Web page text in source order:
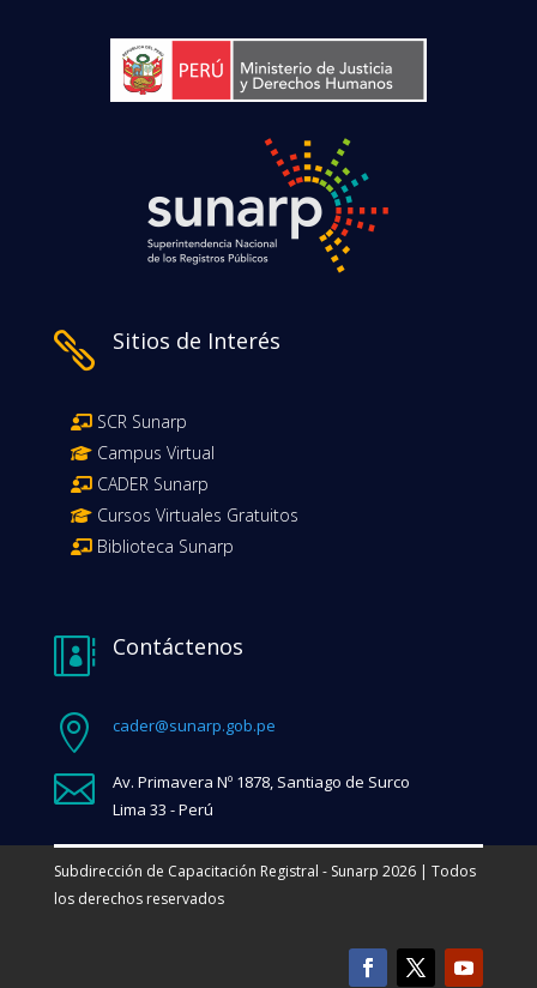
 Sitios de Interés
SCR Sunarp
Campus Virtual
CADER Sunarp
Cursos Virtuales Gratuitos
Biblioteca Sunarp
 Contáctenos
 cader@sunarp.gob.pe

Av. Primavera Nº 1878, Santiago de Surco
Lima 33 - Perú
Subdirección de Capacitación Registral - Sunarp 2026 | Todos
los derechos reservados